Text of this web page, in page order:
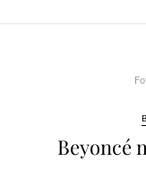
Beyoncé